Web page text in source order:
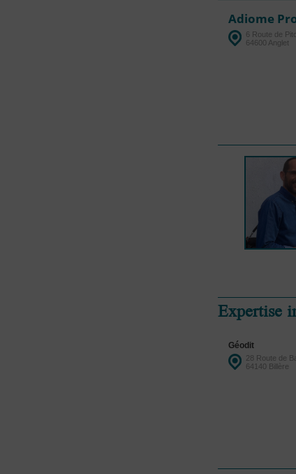
Adiome
6 Route de
64600 Anglet
Expertise
Géodit
28 Route de
64140 Billère